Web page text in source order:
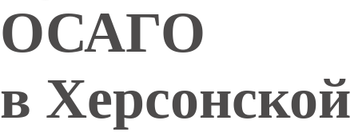
ОСАГО
в Херсонской